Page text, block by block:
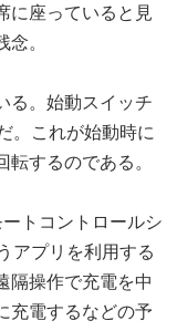
に座っていると見
。
る。始動スイッチ
。これが始動時に
するのである。
トコントロールシ
アプリを利用する
隔操作で充電を中
充電するなどの予